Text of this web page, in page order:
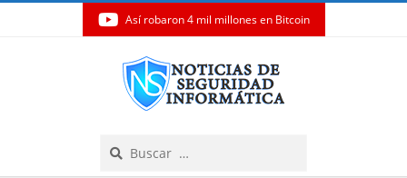
Así robaron 4 mil millones en Bitcoin